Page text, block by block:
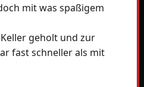
mit was spaßigem
Keller geholt und zur
fast schneller als mit